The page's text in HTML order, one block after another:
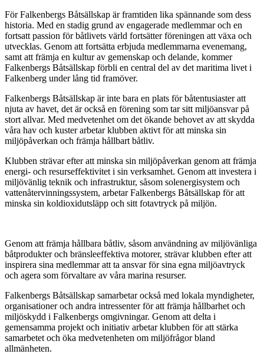
För Falkenbergs Båtsällskap är framtiden lika spännande som dess
historia. Med en stadig grund av engagerade medlemmar och en
fortsatt passion för båtlivets värld fortsätter föreningen att växa och
utvecklas. Genom att fortsätta erbjuda medlemmarna evenemang,
samt att främja en kultur av gemenskap och delande, kommer
Falkenbergs Båtsällskap förbli en central del av det maritima livet i
Falkenberg under lång tid framöver.
Falkenbergs Båtsällskap är inte bara en plats för båtentusiaster att
njuta av havet, det är också en förening som tar sitt miljöansvar på
stort allvar. Med medvetenhet om det ökande behovet av att skydda
våra hav och kuster arbetar klubben aktivt för att minska sin
miljöpåverkan och främja hållbart båtliv.
Klubben strävar efter att minska sin miljöpåverkan genom att främja
energi- och resurseffektivitet i sin verksamhet. Genom att investera i
miljövänlig teknik och infrastruktur, såsom solenergisystem och
vattenåtervinningssystem, arbetar Falkenbergs Båtsällskap för att
minska sin koldioxidutsläpp och sitt fotavtryck på miljön.
Genom att främja hållbara båtliv, såsom användning av miljövänliga
båtprodukter och bränsleeffektiva motorer, strävar klubben efter att
inspirera sina medlemmar att ta ansvar för sina egna miljöavtryck
och agera som förvaltare av våra marina resurser.
Falkenbergs Båtsällskap samarbetar också med lokala myndigheter,
organisationer och andra intressenter för att främja hållbarhet och
miljöskydd i Falkenbergs omgivningar. Genom att delta i
gemensamma projekt och initiativ arbetar klubben för att stärka
samarbetet och öka medvetenheten om miljöfrågor bland
allmänheten.